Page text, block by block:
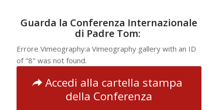
Guarda la Conferenza Internazionale
di Padre Tom:
Errore Vimeography:a Vimeography gallery with an ID
of "8" was not found.
Accedi alla cartella stampa
della Conferenza